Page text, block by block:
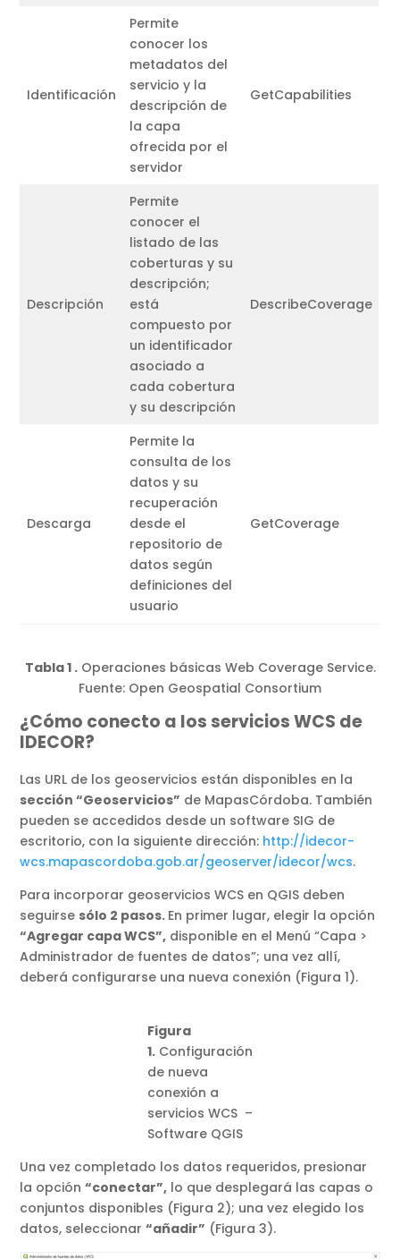
Identificación
Permite
conocer los
metadatos del
servicio y la
descripción de
la capa
ofrecida por el
servidor
GetCapabilities
Descripción
Permite
conocer el
listado de las
coberturas y su
descripción;
está
compuesto por
un identificador
asociado a
cada cobertura
y su descripción
DescribeCoverage
Descarga
Permite la
consulta de los
datos y su
recuperación
desde el
repositorio de
datos según
definiciones del
usuario
GetCoverage
Tabla 1 .Operaciones básicas Web Coverage Service.
Fuente: Open Geospatial Consortium
¿Cómo conecto a los servicios WCS de
IDECOR?
Las URL de los geoservicios están disponibles en la
sección “Geoservicios” de MapasCórdoba. También
pueden se accedidos desde un software SIG de
escritorio, con la siguiente dirección: http://idecor-
wcs.mapascordoba.gob.ar/geoserver/idecor/wcs.
Para incorporar geoservicios WCS en QGIS deben
seguirse sólo 2 pasos. En primer lugar, elegir la opción
“Agregar capa WCS”, disponible en el Menú “Capa >
Administrador de fuentes de datos”; una vez allí,
deberá configurarse una nueva conexión (Figura 1).
Figura
1. Configuración
de nueva
conexión a
servicios WCS –
Software QGIS
Una vez completado los datos requeridos, presionar
la opción“conectar”, lo que desplegará las capas o
conjuntos disponibles (Figura 2); una vez elegido los
datos, seleccionar“añadir” (Figura 3).